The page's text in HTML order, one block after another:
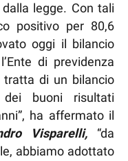
legge. Con tali
positivo per 80,6
oggi il bilancio
di previdenza
tratta di un bilancio
buoni risultati
ha affermato il
Visparelli, “da
abbiamo adottato